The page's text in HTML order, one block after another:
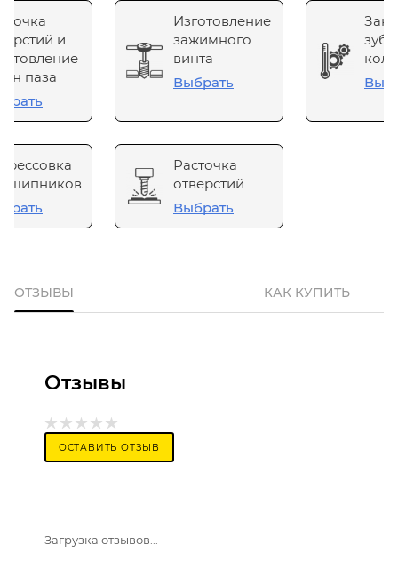
и
паза
Изготовление
зажимного
винта
Выбрать
Расточка
отверстий
Выбрать
ОТЗЫВЫ КАК КУПИТЬ
Отзывы
ОСТАВИТЬ ОТЗЫВ
Загрузка отзывов...